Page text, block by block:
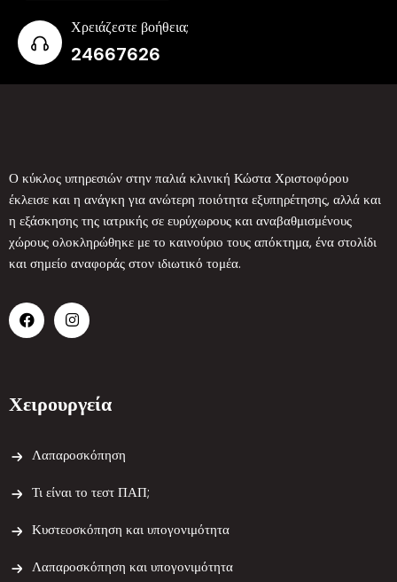
Χρειάζεστε βοήθεια;
24667626
Ο κύκλος υπηρεσιών στην παλιά κλινική Κώστα Χριστοφόρου
έκλεισε και η ανάγκη για ανώτερη ποιότητα εξυπηρέτησης, αλλά και
η εξάσκησης της ιατρικής σε ευρύχωρους και αναβαθμισμένους
χώρους ολοκληρώθηκε με το καινούριο τους απόκτημα, ένα στολίδι
και σημείο αναφοράς στον ιδιωτικό τομέα.
Χειρουργεία
Λαπαροσκόπηση
Τι είναι το τεστ ΠΑΠ;
Κυστεοσκόπηση και υπογονιμότητα
Λαπαροσκόπηση και υπογονιμότητα